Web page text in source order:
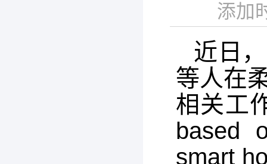
添加
近日
等人在
相关工
based
smart